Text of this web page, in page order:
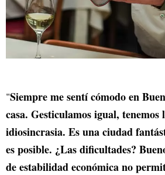
"Siempre me sentí cómodo en
casa. Gesticulamos igual, tenemos
idiosincrasia. Es una ciudad
es posible. ¿Las dificultades?
de estabilidad económica no